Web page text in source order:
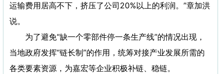
运输费用居高不下，挤压了公司20%以上的利润。”章加洪
说。
为了避免“缺一个零部件停一条生产线”的情况出现，
当地政府发挥“链长制”的作用，统筹对接产业发展所需的
各类要素资源，为嘉宏等企业积极补链、稳链。